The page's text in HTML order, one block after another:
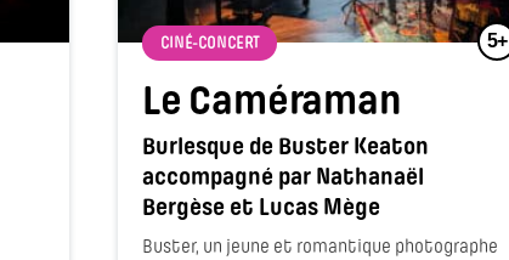
5+
CINÉ-CONCERT
Le Caméraman
Burlesque de Buster Keaton
accompagné par Nathanaël
Bergèse et Lucas Mège
Buster, un jeune et romantique photographe